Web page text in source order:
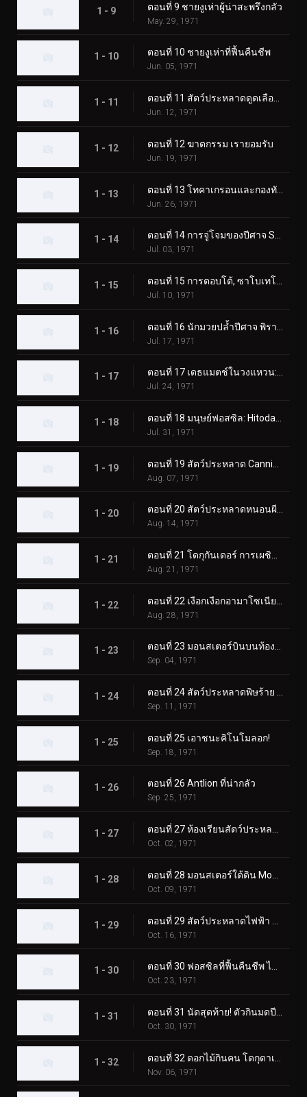
1 - 9 ตอนที่ 9 ชายงูเห่าผู้น่าสะพรึงกลัว
May. 29, 1971
1 - 10 ตอนที่ 10 ชายงูเห่าที่ฟื้นคืนชีพ
Jun. 05, 1971
1 - 11
Jun. 12, 1971
1 - 12 ตอนที่ 12 ฆาตกรรม เรายอมรับ
Jun. 19, 1971
1 - 13
Jun. 26, 1971
1 - 14 ตอนที่ 14 การจู่โจมของปีศาจ Sabotegron
Jul. 03, 1971
1 - 15
Jul. 10, 1971
1 - 16
Jul. 17, 1971
1 - 17 ตอนที่ 17 เดธแมตช์ในวงแหวน: พ่ายแพ้! พิราซอรัส
Jul. 24, 1971
1 - 18
Jul. 31, 1971
1 - 19
Aug. 07, 1971
1 - 20 ตอนที่ 20 สัตว์ประหลาดหนอนผีเสื้อพ่นไฟ: โดกุกันเดอร์
Aug. 14, 1971
1 - 21
Aug. 21, 1971
1 - 22
Aug. 28, 1971
1 - 23 ตอนที่ 23 มอนสเตอร์บินบนท้องฟ้า มูซาเบดอล
Sep. 04, 1971
1 - 24
Sep. 11, 1971
1 - 25 ตอนที่ 25 เอาชนะคิโนโมลอก!
Sep. 18, 1971
1 - 26 ตอนที่ 26 Antlion ที่น่ากลัว
Sep. 25, 1971
1 - 27
Oct. 02, 1971
1 - 28
Oct. 09, 1971
1 - 29
Oct. 16, 1971
1 - 30 ตอนที่ 30 ฟอสซิลที่ฟื้นคืนชีพ ไทรโลไบต์ดูดเลือด
Oct. 23, 1971
1 - 31
Oct. 30, 1971
1 - 32
Nov. 06, 1971